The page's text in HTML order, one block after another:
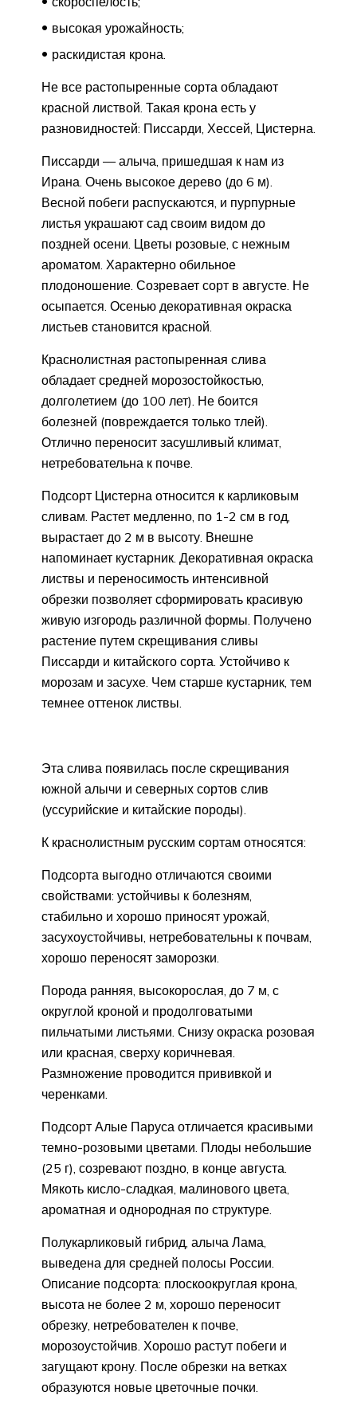
высокая урожайность;
раскидистая крона.
Не все растопыренные сорта обладают
красной листвой. Такая крона есть у
разновидностей: Писсарди, Хессей, Цистерна.
Писсарди — алыча, пришедшая к нам из
Ирана. Очень высокое дерево (до 6 м).
Весной побеги распускаются, и пурпурные
листья украшают сад своим видом до
поздней осени. Цветы розовые, с нежным
ароматом. Характерно обильное
плодоношение. Созревает сорт в августе. Не
осыпается. Осенью декоративная окраска
листьев становится красной.
Краснолистная растопыренная слива
обладает средней морозостойкостью,
долголетием (до 100 лет). Не боится
болезней (повреждается только тлей).
Отлично переносит засушливый климат,
нетребовательна к почве.
Подсорт Цистерна относится к карликовым
сливам. Растет медленно, по 1-2 см в год,
вырастает до 2 м в высоту. Внешне
напоминает кустарник. Декоративная окраска
листвы и переносимость интенсивной
обрезки позволяет сформировать красивую
живую изгородь различной формы. Получено
растение путем скрещивания сливы
Писсарди и китайского сорта. Устойчиво к
морозам и засухе. Чем старше кустарник, тем
темнее оттенок листвы.
Эта слива появилась после скрещивания
южной алычи и северных сортов слив
(уссурийские и китайские породы).
К краснолистным русским сортам относятся:
Подсорта выгодно отличаются своими
свойствами: устойчивы к болезням,
стабильно и хорошо приносят урожай,
засухоустойчивы, нетребовательны к почвам,
хорошо переносят заморозки.
Порода ранняя, высокорослая, до 7 м, с
округлой кроной и продолговатыми
пильчатыми листьями. Снизу окраска розовая
или красная, сверху коричневая.
Размножение проводится прививкой и
черенками.
Подсорт Алые Паруса отличается красивыми
темно-розовыми цветами. Плоды небольшие
(25 г), созревают поздно, в конце августа.
Мякоть кисло-сладкая, малинового цвета,
ароматная и однородная по структуре.
Полукарликовый гибрид, алыча Лама,
выведена для средней полосы России.
Описание подсорта: плоскоокруглая крона,
высота не более 2 м, хорошо переносит
обрезку, нетребователен к почве,
морозоустойчив. Хорошо растут побеги и
загущают крону. После обрезки на ветках
образуются новые цветочные почки.